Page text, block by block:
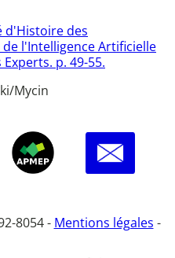
d'Histoire des
l'Intelligence Artificielle
p. 49-55.
Mycin
8054 - Mentions légales -